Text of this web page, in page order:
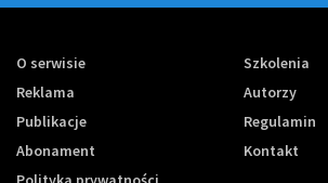
O serwisie
Szkolenia
Reklama
Autorzy
Publikacje
Regulamin
Abonament
Kontakt